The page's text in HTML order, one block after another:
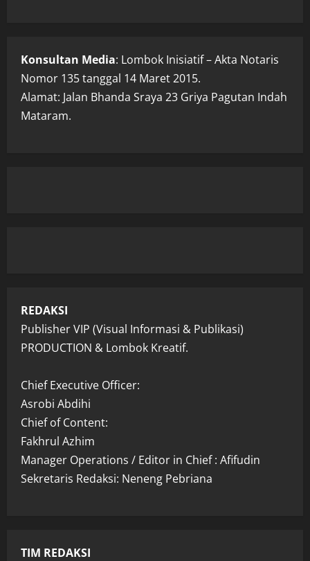
Konsultan Media: Lombok Inisiatif – Akta Notaris
Nomor 135 tanggal 14 Maret 2015.
Alamat: Jalan Bhanda Sraya 23 Griya Pagutan Indah
Mataram.
REDAKSI
Publisher VIP (Visual Informasi & Publikasi)
PRODUCTION & Lombok Kreatif.
Chief Executive Officer:
Asrobi Abdihi
Chief of Content:
Fakhrul Azhim
Manager Operations / Editor in Chief : Afifudin
Sekretaris Redaksi: Neneng Pebriana
TIM REDAKSI